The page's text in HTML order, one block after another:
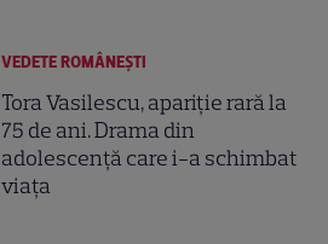
VEDETE ROMÂNEŞTI
Tora Vasilescu, apariție rară la
75 de ani. Drama din
adolescență care i-a schimbat
viața